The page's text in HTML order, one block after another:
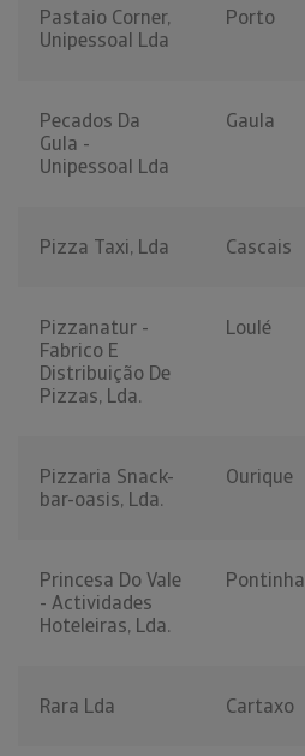
Pastaio Corner,
Unipessoal Lda
Porto
Pecados Da
Gula -
Unipessoal Lda
Gaula
Pizza Taxi, Lda Cascais
Pizzanatur -
Fabrico E
Distribuição De
Pizzas, Lda.
Loulé
Pizzaria Snack-
bar-oasis, Lda.
Ourique
Princesa Do Vale
- Actividades
Hoteleiras, Lda.
Pontinha
Rara Lda Cartaxo